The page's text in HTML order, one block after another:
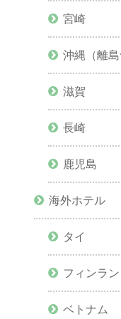
宮崎
沖縄（離島
滋賀
長崎
鹿児島
海外ホテル
タイ
フィンラン
ベトナム